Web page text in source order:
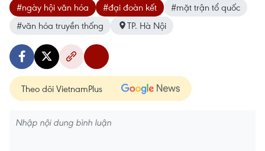
#ngày hội văn hóa #đại đoàn kết
#mặt trận tổ quốc
#văn hóa truyền thống
TP. Hà Nội
Theo dõi VietnamPlus